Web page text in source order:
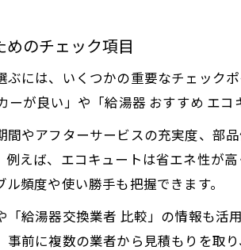
のチェック項目
には、いくつかの重要なチェック
ーが良い」や「給湯器 おすすめ エ
間やアフターサービスの充実度、部
例えば、エコキュートは省エネ性が
頻度や使い勝手も把握できます。
「給湯器交換業者 比較」の情報も
前に複数の業者から見積もりを取